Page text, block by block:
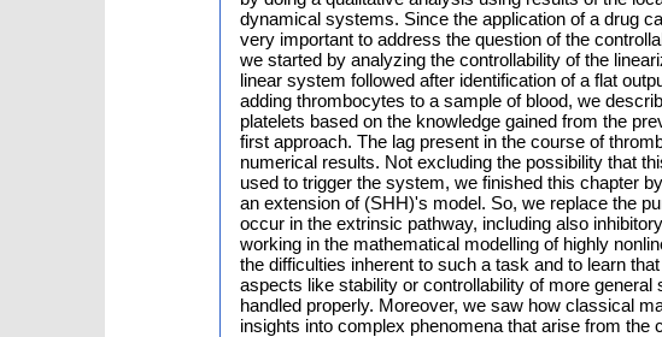
dynamical systems. Since the application of a drug
very important to address the question of the
we started by analyzing the controllability of the
linear system followed after identification of a flat
adding thrombocytes to a sample of blood, we
platelets based on the knowledge gained from the
first approach. The lag present in the course of
numerical results. Not excluding the possibility that
used to trigger the system, we finished this chapter
an extension of (SHH)'s model. So, we replace the
occur in the extrinsic pathway, including also
working in the mathematical modelling of highly
the difficulties inherent to such a task and to learn
aspects like stability or controllability of more
handled properly. Moreover, we saw how classical
insights into complex phenomena that arise from